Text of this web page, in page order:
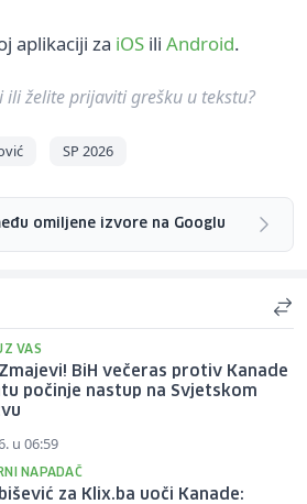
aplikaciji za iOS ili Android.
ili želite prijaviti grešku u tekstu?
SP 2026
omiljene izvore na Googlu
VAS
BiH večeras protiv Kanade
počinje nastup na Svjetskom
u 06:59
NAPADAČ
za Klix.ba uoči Kanade: